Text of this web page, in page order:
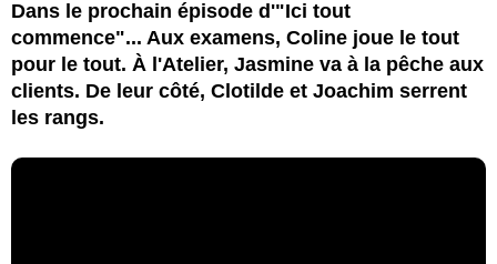
Dans le prochain épisode d'"Ici tout
commence"... Aux examens, Coline joue le tout
pour le tout. À l'Atelier, Jasmine va à la pêche aux
clients. De leur côté, Clotilde et Joachim serrent
les rangs.